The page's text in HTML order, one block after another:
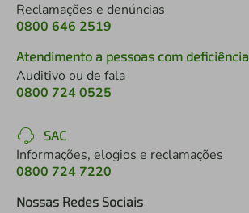
Reclamações e denúncias
0800 646 2519
Atendimento a pessoas com deficiência
Auditivo ou de fala
0800 724 0525
SAC
Informações, elogios e reclamações
0800 724 7220
Nossas Redes Sociais